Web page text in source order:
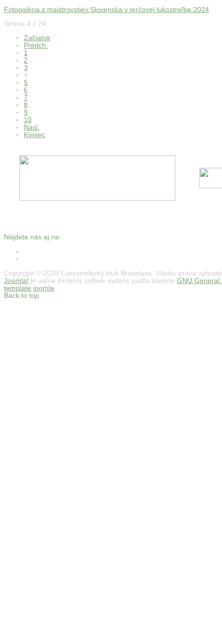
Fotogaléria z majstrovstiev Slovenska v terčovej lukostreľbe 2024
Strana 4 z 24
Začiatok
Predch.
1
2
3
4
5
6
7
8
9
10
Nasl.
Koniec
Nájdete nás aj na:
Copyright © 2026 Lukostrelecký klub Bratislava. Všetky práva
Joomla! je voľne šíriteľný softvér vydaný podľa licencie GNU General
template joomla
Back to top